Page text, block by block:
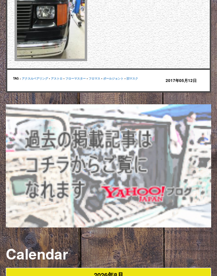
TAG : アクスルベアリング• アストロ • フローマスター • フロマス • ボールジョント • 旧マスク 2017年05月12日
Calendar